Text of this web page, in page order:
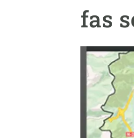
fas
Oficina de prensa
Ciencia abierta y gestión del
NOTICIAS Y AGENDA
Eventos anteriores